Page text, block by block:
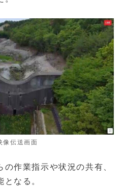
像伝送画面
作業指示や状況の共有、
なる。